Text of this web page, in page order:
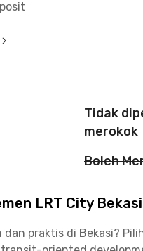
Tidak
merokok
Boleh
LRT City
praktis di Bekasi?